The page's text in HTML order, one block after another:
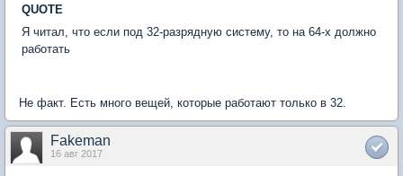
QUOTE
Я читал, что если под 32-разрядную систему, то на 64-х должно
работать
Не факт. Есть много вещей, которые работают только в 32.
Fakeman
16 авг 2017